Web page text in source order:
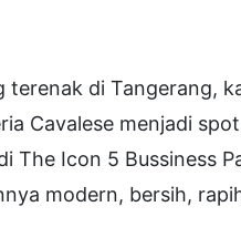
di Tangerang,
Cavalese menjadi
Icon 5 Bussiness
modern, bersih,